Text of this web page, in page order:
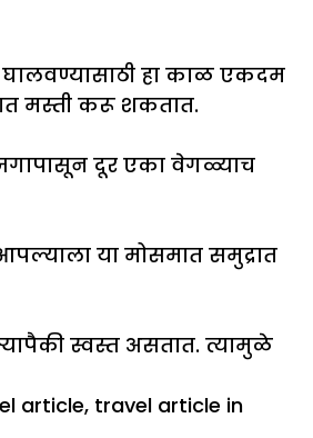
घालवण्यासाठी हा काळ एकदम
मस्ती करू शकतात.
दूर एका वेगळ्याच
या मोसमात समुद्रात
स्वस्त असतात. त्यामुळे
article, travel article in